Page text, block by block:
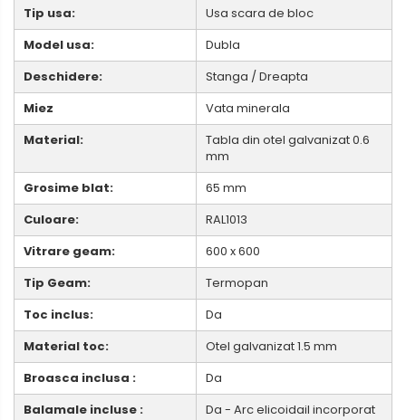
Tip usa:
Usa scara de bloc
Model usa:
Dubla
Deschidere:
Stanga / Dreapta
Miez
Vata minerala
Material:
Tabla din otel galvanizat 0.6
mm
Grosime blat:
65 mm
Culoare:
RAL1013
Vitrare geam:
600 x 600
Tip Geam:
Termopan
Toc inclus:
Da
Material toc:
Otel galvanizat 1.5 mm
Broasca inclusa :
Da
Balamale incluse :
Da - Arc elicoidail incorporat